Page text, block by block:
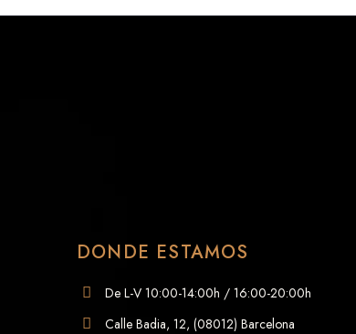
DONDE ESTAMOS
De L-V 10:00-14:00h / 16:00-20:00h
Calle Badia, 12, (08012) Barcelona